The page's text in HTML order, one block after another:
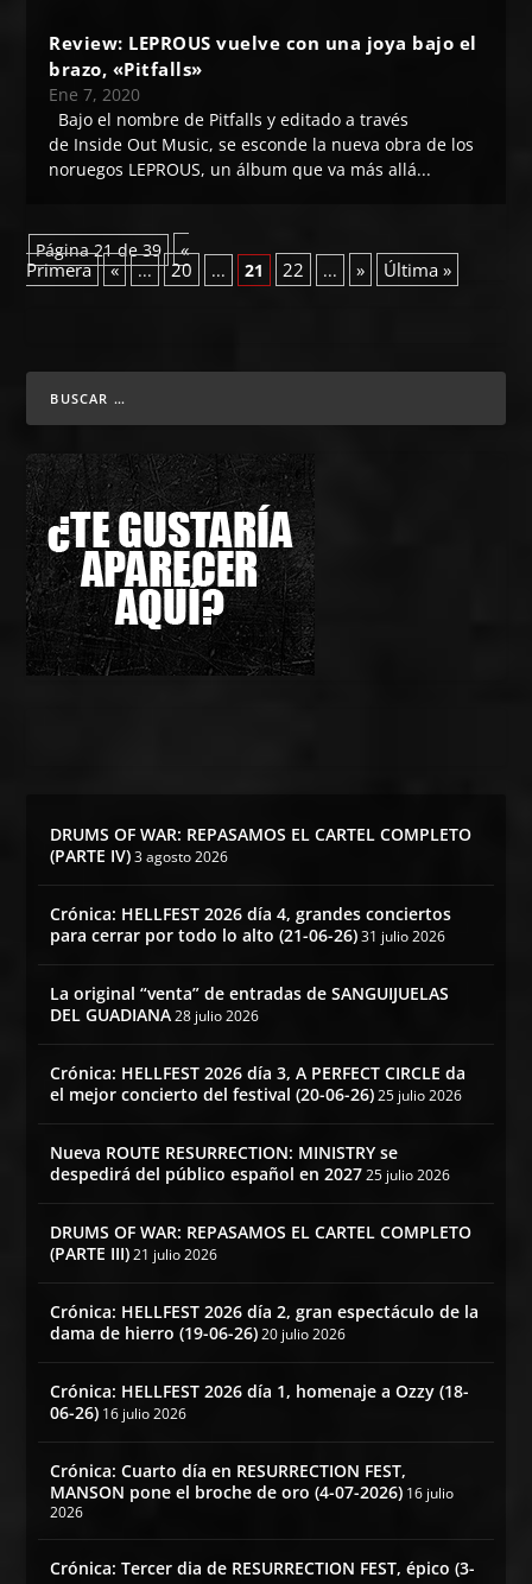
Review: LEPROUS vuelve con una joya bajo el
brazo, «Pitfalls»
Ene 7, 2020
Bajo el nombre de Pitfalls y editado a través
de Inside Out Music, se esconde la nueva obra de los
noruegos LEPROUS, un álbum que va más allá...
Página 21 de 39
«
Primera
« ... 20 ... 21 22 ... » Última »
DRUMS OF WAR: REPASAMOS EL CARTEL COMPLETO
(PARTE IV) 3 agosto 2026
Crónica: HELLFEST 2026 día 4, grandes conciertos
para cerrar por todo lo alto (21-06-26) 31 julio 2026
La original “venta” de entradas de SANGUIJUELAS
DEL GUADIANA 28 julio 2026
Crónica: HELLFEST 2026 día 3, A PERFECT CIRCLE da
el mejor concierto del festival (20-06-26) 25 julio 2026
Nueva ROUTE RESURRECTION: MINISTRY se
despedirá del público español en 2027 25 julio 2026
DRUMS OF WAR: REPASAMOS EL CARTEL COMPLETO
(PARTE III) 21 julio 2026
Crónica: HELLFEST 2026 día 2, gran espectáculo de la
dama de hierro (19-06-26) 20 julio 2026
Crónica: HELLFEST 2026 día 1, homenaje a Ozzy (18-
06-26) 16 julio 2026
Crónica: Cuarto día en RESURRECTION FEST,
MANSON pone el broche de oro (4-07-2026) 16 julio
2026
Crónica: Tercer dia de RESURRECTION FEST, épico (3-